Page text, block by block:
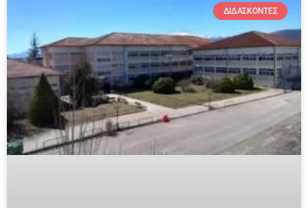
ΔΙΔΆΣΚΟΝΤΕΣ